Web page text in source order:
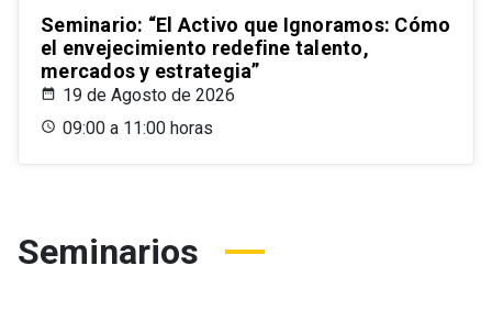
Seminario: “El Activo que Ignoramos: Cómo
el envejecimiento redefine talento,
mercados y estrategia”
19 de Agosto de 2026
09:00 a 11:00 horas
Seminarios